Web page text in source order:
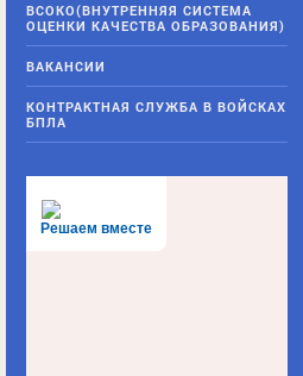
ВСОКО(ВНУТРЕННЯЯ СИСТЕМА
ОЦЕНКИ КАЧЕСТВА ОБРАЗОВАНИЯ)
ВАКАНСИИ
КОНТРАКТНАЯ СЛУЖБА В ВОЙСКАХ
БПЛА
Решаем вместе